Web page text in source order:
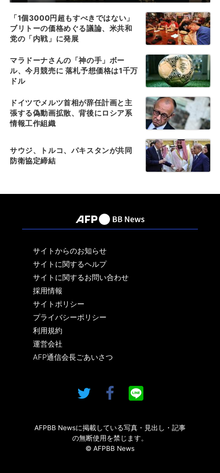
「1個3000円超もすべきではない」
ブリトーの価格めぐる議論、米共和
党の「内戦」に発展
マラドーナさんの「神の手」ボー
ル、今月競売に 落札予想価格は1千万
ドル
ドイツでメルツ首相が辞任計画と主
張する偽動画拡散、背後にロシア系
情報工作組織
サウジ、トルコ、パキスタンが共同
防衛協定締結
サイトからのお知らせ
サイトに関するヘルプ
サイトに関するお問い合わせ
採用情報
サイトポリシー
プライバシーポリシー
利用規約
運営会社
AFP通信会長ごあいさつ
AFPBB Newsに掲載している写真・見出し・記事
の無断使用を禁じます。
© AFPBB News